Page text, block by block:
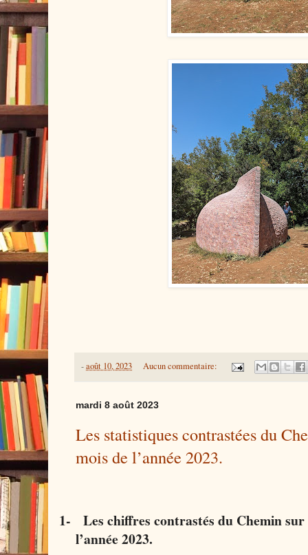
-août 10, 2023 Aucun commentaire:
mardi 8 août 2023
Les statistiques contrastées du
mois de l’année 2023.
1-
Les chiffres contrastés du Chemin
l’année 2023.